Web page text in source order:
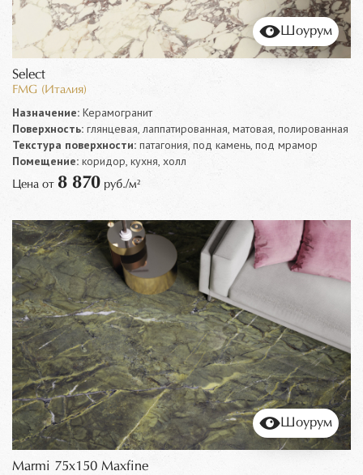
Шоурум
Select
FMG (Италия)
Назначение: Керамогранит
Поверхность: глянцевая, лаппатированная, матовая, полированная
Текстура поверхности: патагония, под камень, под мрамор
Помещение: коридор, кухня, холл
Цена от 8 870 руб./м²
Шоурум
Marmi 75x150 Maxfine